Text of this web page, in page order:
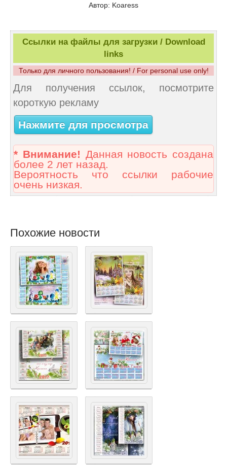
Автор: Koaress
Ссылки на файлы для загрузки / Download
links
Только для личного пользования! / For personal use only!
Для получения ссылок, посмотрите
короткую рекламу
Нажмите для просмотра
* Внимание! Данная новость создана
более 2 лет назад.
Вероятность что ссылки рабочие
очень низкая.
Похожие новости